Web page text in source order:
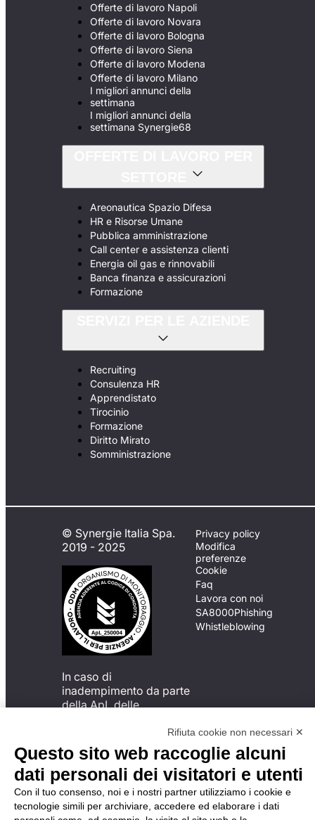
Offerte di lavoro Napoli
Offerte di lavoro Novara
Offerte di lavoro Bologna
Offerte di lavoro Siena
Offerte di lavoro Modena
Offerte di lavoro Milano
I migliori annunci della
settimana
I migliori annunci della
settimana Synergie68
Areonautica Spazio Difesa
HR e Risorse Umane
Pubblica amministrazione
Call center e assistenza clienti
Energia oil gas e rinnovabili
Banca finanza e assicurazioni
Formazione
Recruiting
Consulenza HR
Apprendistato
Tirocinio
Formazione
Diritto Mirato
Somministrazione
© Synergie Italia Spa.
2019 - 2025
In caso di
inadempimento da parte
della ApL delle
del Codice di Condotta, è
possibile presentare un
reclamo
all’Organismo di
Monitoraggio utilizzando
una delle modalità
descritte al seguente
Privacy policy
Modifica
preferenze
Cookie
Faq
Lavora con noi
SA8000Phishing
Whistleblowing
Rifiuta cookie non necessari ✕
Questo sito web raccoglie alcuni
dati personali dei visitatori e utenti
Con il tuo consenso, noi e i nostri partner utilizziamo i cookie e
tecnologie simili per archiviare, accedere ed elaborare i dati